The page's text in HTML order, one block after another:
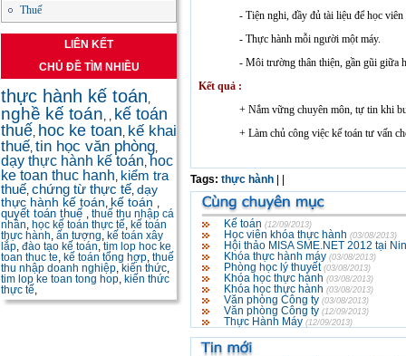
Thuế
LIÊN KẾT
CHỦ ĐỀ TÌM NHIỀU
thực hành kế toán,
nghề kế toán, , kế toán
thuế, hoc ke toan, kế khai
thuế, tin học văn phòng,
dạy thực hành kế toán, hoc
ke toan thuc hanh, kiểm tra
thuế, chứng từ thực tế, dạy
thực hành kế toán, kế toán ,
quyết toán thuế , thuế thu nhập cá
nhân, học kế toán thực tế, kế toán
thực hành, ấn tượng, kế toán xây
lắp, đào tạo kế toán, tim lop hoc ke
toan thuc te, kế toán tổng hợp, thuế
thu nhập doanh nghiệp, kiến thức,
tim lop ke toan tong hop, kiến thức
thực tế,
- Tiện nghi, đầy đủ tài liệu để học viên
- Thực hành mỗi người một máy.
- Môi trường thân thiện, gần gũi giữa
Kết quả :
+ Nắm vững chuyên môn, tự tin khi
+ Làm chủ công việc kế toán tư vấn
Tags: thực hành
Kế toán (12/09/2013)
Học viên khóa thực hành (03/08/2013)
Hội thảo MISA SME.NET 2012 tại
Khóa thực hành máy (03/08/2013)
Phòng học lý thuyết (03/08/2013)
Khóa học thực hành (03/08/2013)
Khóa học thực hành (03/08/2013)
Văn phòng Công ty (03/08/2013)
Văn phòng Công ty (12/09/2013)
Thực Hành Máy (12/09/2013)